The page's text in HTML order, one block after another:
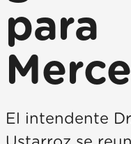
para
El intendente